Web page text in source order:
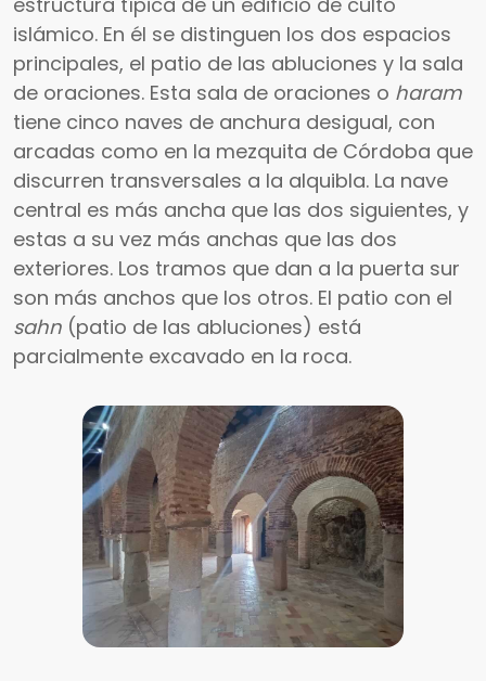
islámico. En él se distinguen los dos espacios
principales, el patio de las abluciones y la sala
de oraciones. Esta sala de oraciones o haram
tiene cinco naves de anchura desigual, con
arcadas como en la mezquita de Córdoba que
discurren transversales a la alquibla. La nave
central es más ancha que las dos siguientes, y
estas a su vez más anchas que las dos
exteriores. Los tramos que dan a la puerta sur
son más anchos que los otros. El patio con el
sahn (patio de las abluciones) está
parcialmente excavado en la roca.